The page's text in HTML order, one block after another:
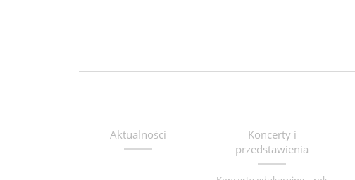
Aktualności
Koncerty i
przedstawienia